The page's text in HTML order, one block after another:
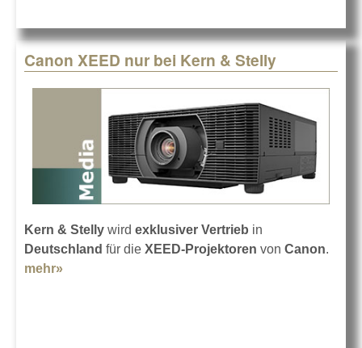
Canon XEED nur bei Kern & Stelly
Kern & Stelly wird exklusiver Vertrieb in
Deutschland für die XEED-Projektoren von Canon.
mehr»